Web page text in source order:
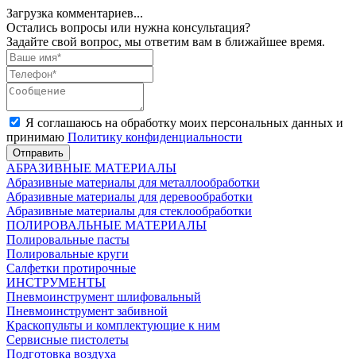
Загрузка комментариев...
Остались вопросы или нужна консультация?
Задайте свой вопрос, мы ответим вам в ближайшее время.
Я соглашаюсь на обработку моих персональных данных и
принимаю Политику конфиденциальности
Отправить
АБРАЗИВНЫЕ МАТЕРИАЛЫ
Абразивные материалы для металлообработки
Абразивные материалы для деревообработки
Абразивные материалы для стеклообработки
ПОЛИРОВАЛЬНЫЕ МАТЕРИАЛЫ
Полировальные пасты
Полировальные круги
Салфетки протирочные
ИНСТРУМЕНТЫ
Пневмоинструмент шлифовальный
Пневмоинструмент забивной
Краскопульты и комплектующие к ним
Сервисные пистолеты
Подготовка воздуха